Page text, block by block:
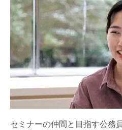
セミナーの仲間と目指す公務